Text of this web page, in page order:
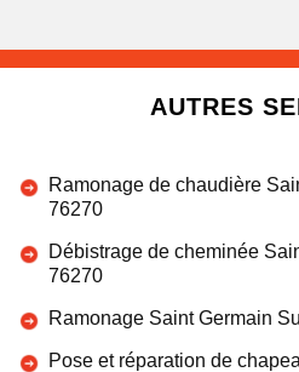
AUTRES
Ramonage de chaudière
76270
Débistrage de cheminée
76270
Ramonage Saint Germain
Pose et réparation de